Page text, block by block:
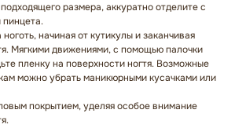
размера, аккуратно отделите с
начиная от кутикулы и заканчивая
Мягкими движениями, с помощью палочки
пленку на поверхности ногтя. Возможные
можно убрать маникюрными кусачками или
покрытием, уделяя особое внимание